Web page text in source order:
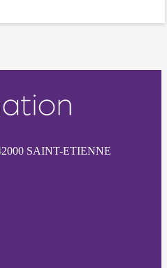
SAINT-ETIENNE